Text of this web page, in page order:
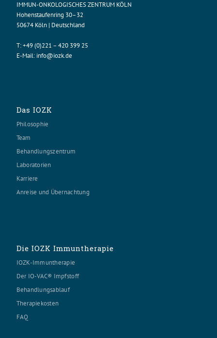
IMMUN-ONKOLOGISCHES ZENTRUM KÖLN
Hohenstaufenring 30–32
50674 Köln | Deutschland
T:+49 (0)221 – 420 399 25
E-Mail: info@iozk.de
Das IOZK
Philosophie
Team
Behandlungszentrum
Laboratorien
Karriere
Anreise und Übernachtung
Die IOZK Immuntherapie
IOZK-Immuntherapie
Der IO-VAC® Impfstoff
Behandlungsablauf
Therapiekosten
FAQ